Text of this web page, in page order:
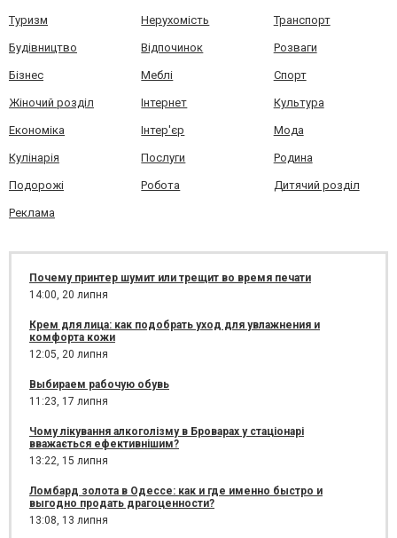
Туризм Нерухомість Транспорт
Будівництво Відпочинок Розваги
Бізнес Меблі Спорт
Жіночий розділ Інтернет Культура
Економіка Інтер'єр Мода
Кулінарія Послуги Родина
Подорожі Робота Дитячий розділ
Реклама
Почему принтер шумит или трещит во время печати
14:00, 20 липня
Крем для лица: как подобрать уход для увлажнения и
комфорта кожи
12:05, 20 липня
Выбираем рабочую обувь
11:23, 17 липня
Чому лікування алкоголізму в Броварах у стаціонарі
вважається ефективнішим?
13:22, 15 липня
Ломбард золота в Одессе: как и где именно быстро и
выгодно продать драгоценности?
13:08, 13 липня